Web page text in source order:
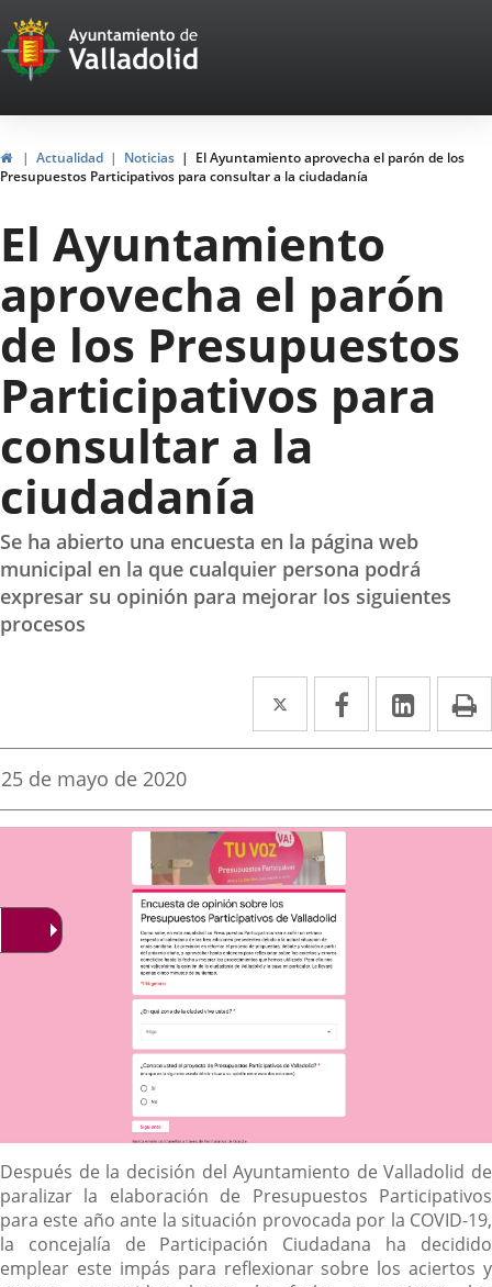
Portal
Web
del
Ayuntamiento
de
Valladolid
HomeActualidad Noticias
El Ayuntamiento aprovecha el parón de los
Presupuestos Participativos para consultar a la ciudadanía
El Ayuntamiento
aprovecha el parón
de los Presupuestos
Participativos para
consultar a la
ciudadanía
Se ha abierto una encuesta en la página web
municipal en la que cualquier persona podrá
expresar su opinión para mejorar los siguientes
procesos
Twitter
Enlace
a
aplicación
externa.
Facebook
Enlace
a
aplicación
Enlace
a
Fecha
la
25 de mayo de 2020
Descripción
Después de la decisión del Ayuntamiento de Valladolid de
paralizar la elaboración de Presupuestos Participativos
para este año ante la situación provocada por la COVID-19,
la concejalía de Participación Ciudadana ha decidido
emplear este impás para reflexionar sobre los aciertos y